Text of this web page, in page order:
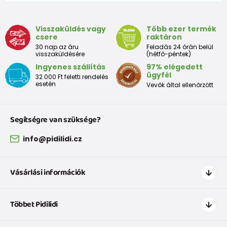
Tabelul de dimensiuni aproximative pentru copii mici
Dimensiune
Înălțime
Peste
bust
(cm)
Taliei
(cm)
Peste
șolduri(cm)
3 ani 92 - 98
Tabelul de dimensiuni aproximative pentru o fată
Visszaküldés vagy
csere
30 nap az áru
visszaküldésére
Több ezer termék
raktáron
Feladás 24 órán belül
(hétfő-péntek)
Ingyenes szállítás
32.000 Ft feletti rendelés
esetén
97% elégedett
ügyfél
Vevők által ellenőrzött
Segítségre van szüksége?
info@pidilidi.cz
Vásárlási információk
Szállítás és fizetés
Többet Pidilidi